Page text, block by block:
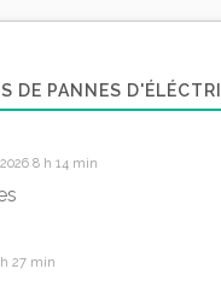
DE PANNES
8 h 14 min
27 min